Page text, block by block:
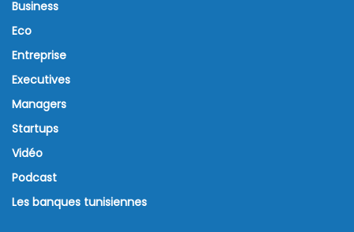
Business
Eco
Entreprise
Executives
Managers
Startups
Vidéo
Podcast
Les banques tunisiennes